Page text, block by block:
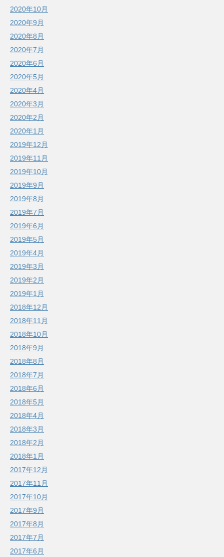
2020年10月
2020年9月
2020年8月
2020年7月
2020年6月
2020年5月
2020年4月
2020年3月
2020年2月
2020年1月
2019年12月
2019年11月
2019年10月
2019年9月
2019年8月
2019年7月
2019年6月
2019年5月
2019年4月
2019年3月
2019年2月
2019年1月
2018年12月
2018年11月
2018年10月
2018年9月
2018年8月
2018年7月
2018年6月
2018年5月
2018年4月
2018年3月
2018年2月
2018年1月
2017年12月
2017年11月
2017年10月
2017年9月
2017年8月
2017年7月
2017年6月